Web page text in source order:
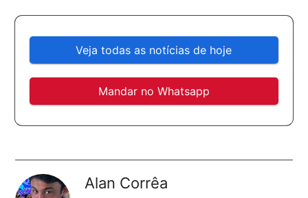
Veja todas as notícias de hoje
Mandar no Whatsapp
Alan Corrêa